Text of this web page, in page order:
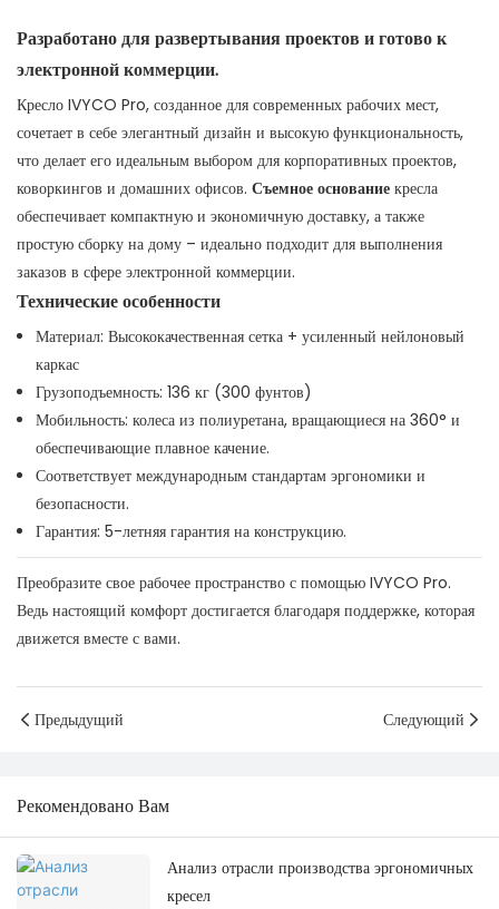
Разработано для развертывания проектов и готово к
электронной коммерции.
Кресло IVYCO Pro, созданное для современных рабочих мест,
сочетает в себе элегантный дизайн и высокую функциональность,
что делает его идеальным выбором для корпоративных проектов,
коворкингов и домашних офисов. Съемное основание кресла
обеспечивает компактную и экономичную доставку, а также
простую сборку на дому – идеально подходит для выполнения
заказов в сфере электронной коммерции.
Технические особенности
Материал: Высококачественная сетка + усиленный нейлоновый
каркас
Грузоподъемность: 136 кг (300 фунтов)
Мобильность: колеса из полиуретана, вращающиеся на 360° и
обеспечивающие плавное качение.
Соответствует международным стандартам эргономики и
безопасности.
Гарантия: 5-летняя гарантия на конструкцию.
Преобразите свое рабочее пространство с помощью IVYCO Pro.
Ведь настоящий комфорт достигается благодаря поддержке, которая
движется вместе с вами.
Предыдущий Следующий
Рекомендовано Вам
Анализ отрасли производства эргономичных
кресел